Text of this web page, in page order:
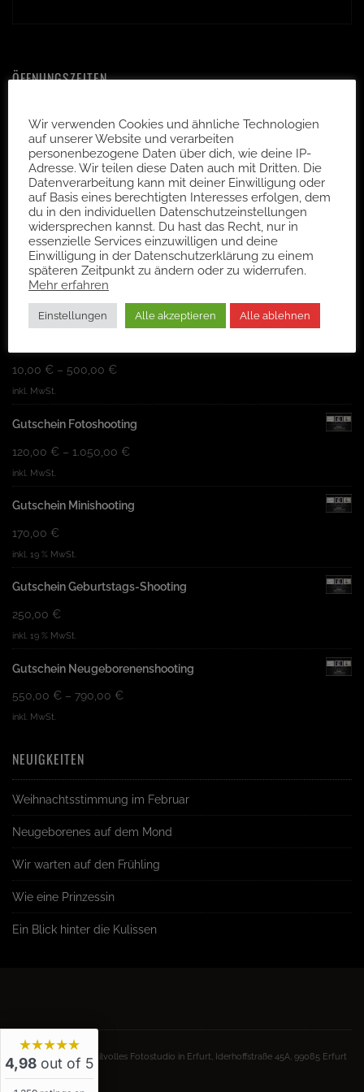
ÖFFNUNGSZEITEN
Dienstag bis Freitag:
10:00 – 13:00 Uhr
14:00 – 18:00 Uhr
Buche deinen Wunschtermin online,
per Mail oder direkt am Telefon!
Telefon: 0361 64413650
GUTSCHEINE IM SHOP
10,00 € – 500,00 €
inkl. MwSt.
Gutschein Fotoshooting
120,00 € – 1.050,00 €
inkl. MwSt.
Gutschein Minishooting
170,00 €
inkl. 19 % MwSt.
Gutschein Geburtstags-Shooting
250,00 €
inkl. 19 % MwSt.
Gutschein Neugeborenenshooting
550,00 € – 790,00 €
inkl. MwSt.
NEUIGKEITEN
Weihnachtsstimmung im Februar
Neugeborenes auf dem Mond
Wir warten auf den Frühling
Wie eine Prinzessin
Ein Blick hinter die Kulissen
© Stilmoment - Ihr stilvolles Fotostudio in Erfurt, Iderhoffstraße 45A, 99085 Erfurt
- Tel. 0361 64413650
Wir verwenden Cookies und ähnliche Technologien
auf unserer Website und verarbeiten
personenbezogene Daten über dich, wie deine IP-
Adresse. Wir teilen diese Daten auch mit Dritten. Die
Datenverarbeitung kann mit deiner Einwilligung oder
auf Basis eines berechtigten Interesses erfolgen, dem
du in den individuellen Datenschutzeinstellungen
widersprechen kannst. Du hast das Recht, nur in
essenzielle Services einzuwilligen und deine
Einwilligung in der Datenschutzerklärung zu einem
späteren Zeitpunkt zu ändern oder zu widerrufen.
Mehr erfahren
Einstellungen Alle akzeptieren Alle ablehnen
★★★★★
4,98 out of 5